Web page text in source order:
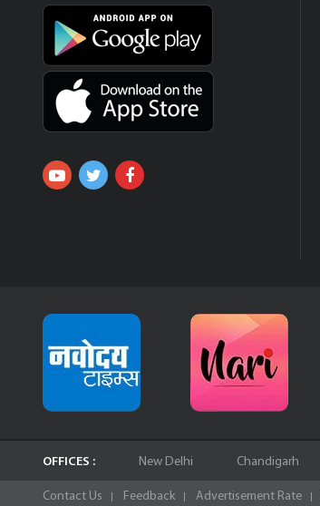
OFFICES : New Delhi Chandigarh
Contact Us Feedback Advertisement Rate